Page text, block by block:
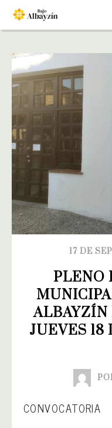
17 DE
PLENO
ALBAYZÍN
JUEVES 18
CONVOCATORIA